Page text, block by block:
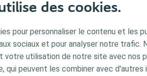
des cookies.
pour personnaliser le contenu et les
sociaux et pour analyser notre trafic.
votre utilisation de notre site avec nos
qui peuvent les combiner avec d'autres
différemment, par des massages, par
un protège-matelas
sexuels